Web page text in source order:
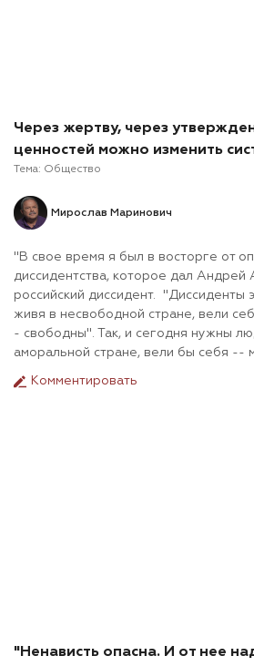
Через жертву, через
ценностей можно изменить
Тема: Общество
Мирослав Маринович
"В свое время я был в восторге от
диссидентства, которое дал Андрей
российский диссидент. "Диссиденты
живя в несвободной стране, вели
- свободны". Так, и сегодня нужны
аморальной стране, вели бы себя --
Комментировать
"Ненависть опасна. И от нее